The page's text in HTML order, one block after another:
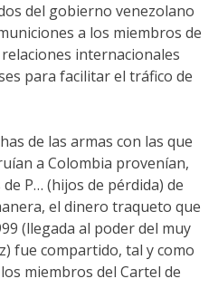
del gobierno venezolano
a los miembros de
internacionales
para facilitar el tráfico de
de las armas con las que
a Colombia provenían,
P… (hijos de pérdida) de
el dinero traqueto que
(llegada al poder del muy
fue compartido, tal y como
miembros del Cartel de